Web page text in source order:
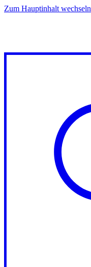
Zum Hauptinhalt wechseln